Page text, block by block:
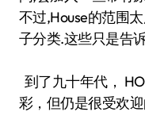
不过,House的范围
子分类.这些只是告
到了九十年代，
彩，但仍是很受欢迎